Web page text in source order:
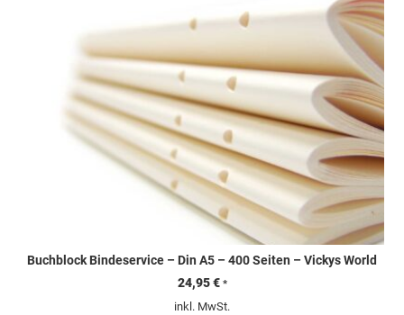
Buchblock Bindeservice – Din A5 – 400 Seiten – Vickys World
24,95€ *
inkl. MwSt.